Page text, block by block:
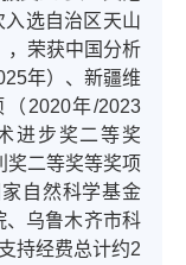
入选自治区天山
，荣获中国分析
年）、新疆维
2020年/2023
进步奖二等奖
奖二等奖等奖项
自然科学基金
、乌鲁木齐市科
持经费总计约2